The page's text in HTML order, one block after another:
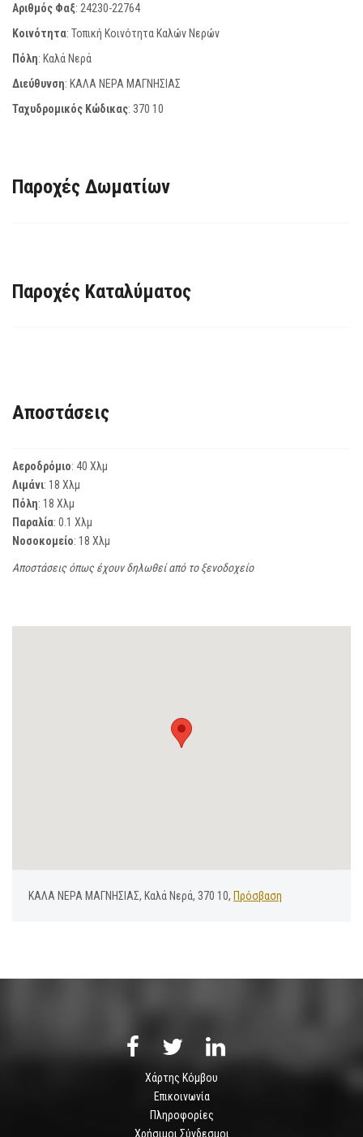
Αριθμός Φαξ: 24230-22764
Κοινότητα: Τοπική Κοινότητα Καλών Νερών
Πόλη: Καλά Νερά
Διεύθυνση: ΚΑΛΑ ΝΕΡΑ ΜΑΓΝΗΣΙΑΣ
Ταχυδρομικός Κώδικας: 370 10
Παροχές Δωματίων
Παροχές Καταλύματος
Αποστάσεις
Αεροδρόμιο: 40 Χλμ
Λιμάνι: 18 Χλμ
Πόλη: 18 Χλμ
Παραλία: 0.1 Χλμ
Νοσοκομείο: 18 Χλμ
Αποστάσεις όπως έχουν δηλωθεί από το ξενοδοχείο
ΚΑΛΑ ΝΕΡΑ ΜΑΓΝΗΣΙΑΣ, Καλά Νερά, 370 10, Πρόσβαση
Χάρτης Κόμβου
Επικοινωνία
Πληροφορίες
Χρήσιμοι Σύνδεσμοι